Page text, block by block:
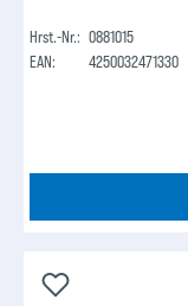
Hrst.-Nr.: 0881015
EAN:
4250032471330